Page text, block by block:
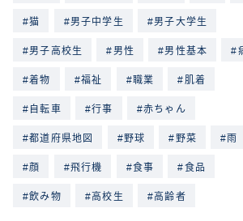
猫 男子中学生 男子大学生
男子高校生 男性 男性基本
着物 福祉 職業 肌着
自転車 行事 赤ちゃん
都道府県地図 野球 野菜 雨
顔 飛行機 食事 食品
飲み物 高校生 高齢者